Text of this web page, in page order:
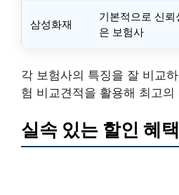
삼성화재
기본적으로 신뢰
은 보험사
각 보험사의 특징을 잘 비교
험 비교견적을 활용해 최고의
실속 있는 할인 혜택